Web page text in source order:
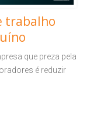
trabalho
que preza pela
é reduzir